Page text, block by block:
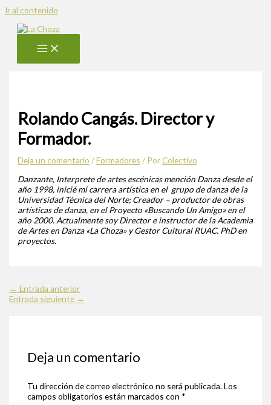
Ir al contenido
Rolando Cangás. Director y
Formador.
Deja un comentario /Formadores / PorColectivo
Danzante, Interprete de artes escénicas mención Danza desde el
año 1998, inicié mi carrera artística en el grupo de danza de la
Universidad Técnica del Norte; Creador – productor de obras
artísticas de danza, en el Proyecto «Buscando Un Amigo» en el
año 2000. Actualmente soy Director e instructor de la Academia
de Artes en Danza «La Choza» y Gestor Cultural RUAC. PhD en
proyectos.
← Entrada anterior
Entrada siguiente →
Deja un comentario
Tu dirección de correo electrónico no será publicada.Los
campos obligatorios están marcados con *